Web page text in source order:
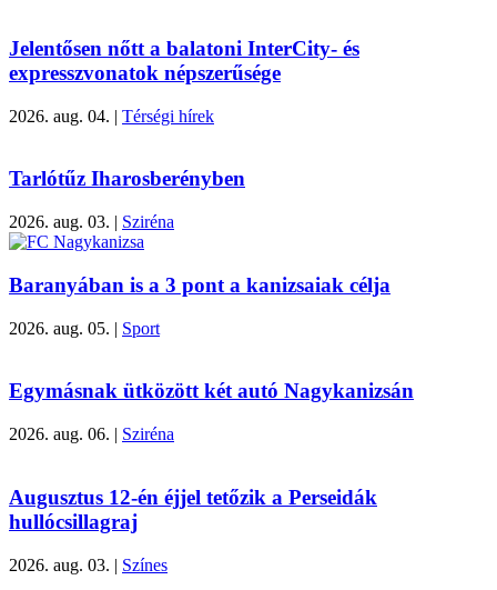
Jelentősen nőtt a balatoni InterCity- és
expresszvonatok népszerűsége
2026. aug. 04. | Térségi hírek
Tarlótűz Iharosberényben
2026. aug. 03. | Sziréna
Baranyában is a 3 pont a kanizsaiak célja
2026. aug. 05. | Sport
Egymásnak ütközött két autó Nagykanizsán
2026. aug. 06. | Sziréna
Augusztus 12-én éjjel tetőzik a Perseidák
hullócsillagraj
2026. aug. 03. | Színes